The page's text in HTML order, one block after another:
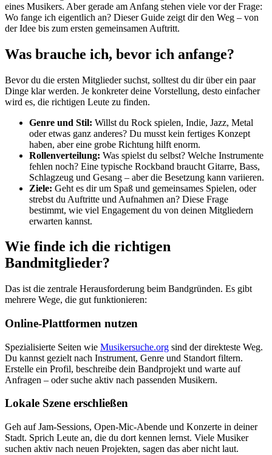
eines Musikers. Aber gerade am Anfang stehen viele vor der Frage:
Wo fange ich eigentlich an? Dieser Guide zeigt dir den Weg – von
der Idee bis zum ersten gemeinsamen Auftritt.
Was brauche ich, bevor ich anfange?
Bevor du die ersten Mitglieder suchst, solltest du dir über ein paar
Dinge klar werden. Je konkreter deine Vorstellung, desto einfacher
wird es, die richtigen Leute zu finden.
Genre und Stil: Willst du Rock spielen, Indie, Jazz, Metal
oder etwas ganz anderes? Du musst kein fertiges Konzept
haben, aber eine grobe Richtung hilft enorm.
Rollenverteilung: Was spielst du selbst? Welche Instrumente
fehlen noch? Eine typische Rockband braucht Gitarre, Bass,
Schlagzeug und Gesang – aber die Besetzung kann variieren.
Ziele: Geht es dir um Spaß und gemeinsames Spielen, oder
strebst du Auftritte und Aufnahmen an? Diese Frage
bestimmt, wie viel Engagement du von deinen Mitgliedern
erwarten kannst.
Wie finde ich die richtigen
Bandmitglieder?
Das ist die zentrale Herausforderung beim Bandgründen. Es gibt
mehrere Wege, die gut funktionieren:
Online-Plattformen nutzen
Spezialisierte Seiten wie Musikersuche.org sind der direkteste Weg.
Du kannst gezielt nach Instrument, Genre und Standort filtern.
Erstelle ein Profil, beschreibe dein Bandprojekt und warte auf
Anfragen – oder suche aktiv nach passenden Musikern.
Lokale Szene erschließen
Geh auf Jam-Sessions, Open-Mic-Abende und Konzerte in deiner
Stadt. Sprich Leute an, die du dort kennen lernst. Viele Musiker
suchen aktiv nach neuen Projekten, sagen das aber nicht laut.